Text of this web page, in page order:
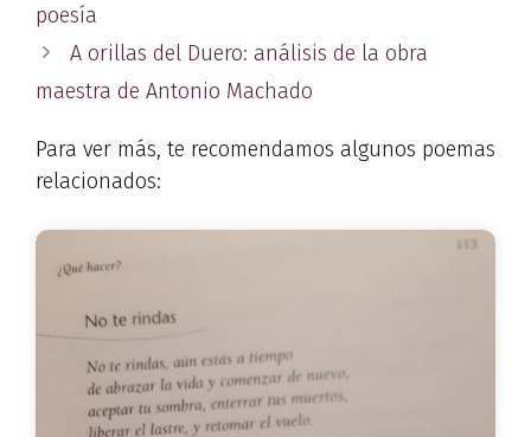
poesía
A orillas del Duero: análisis de la obra
maestra de Antonio Machado
Para ver más, te recomendamos algunos poemas
relacionados: